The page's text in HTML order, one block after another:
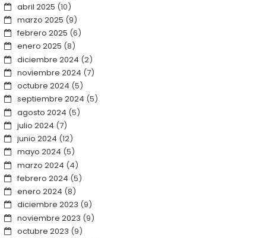
abril 2025 (10)
marzo 2025 (9)
febrero 2025 (6)
enero 2025 (8)
diciembre 2024 (2)
noviembre 2024 (7)
octubre 2024 (5)
septiembre 2024 (5)
agosto 2024 (5)
julio 2024 (7)
junio 2024 (12)
mayo 2024 (5)
marzo 2024 (4)
febrero 2024 (5)
enero 2024 (8)
diciembre 2023 (9)
noviembre 2023 (9)
octubre 2023 (9)